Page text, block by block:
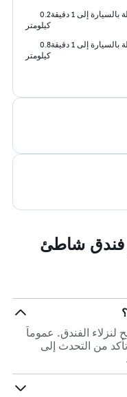
بالسيارة إلى 1 دقيقة
0.2
كيلومتر
بالسيارة إلى 1 دقيقة
0.8
كيلومتر
فندق شاطئ
الفندق. عموماً
من التحدث إلى